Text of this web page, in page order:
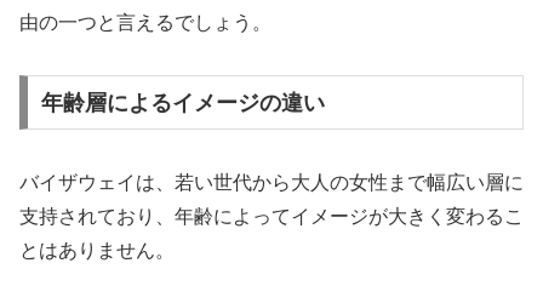
由の一つと言えるでしょう。
年齢層によるイメージの違い
バイザウェイは、若い世代から大人の女性まで幅広い層に
支持されており、年齢によってイメージが大きく変わるこ
とはありません。